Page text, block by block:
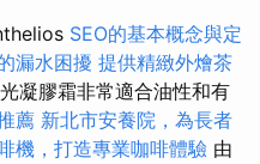
SEO的基本概念與定
漏水困擾 提供精緻外燴茶
凝膠霜非常適合油性和有
薦 新北市安養院，為長者
機，打造專業咖啡體驗 由